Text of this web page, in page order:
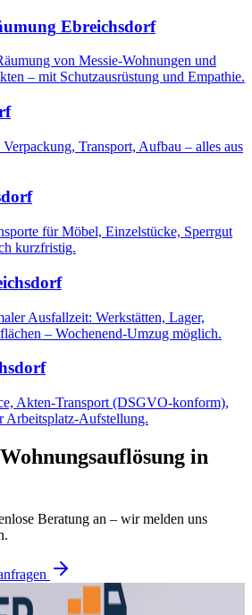
Ebreichsdorf
von Messie-Wohnungen und
– mit Schutzausrüstung und Empathie.
Transport, Aufbau – alles aus
für Möbel, Einzelstücke, Sperrgut
kurzfristig.
Ausfallzeit: Werkstätten, Lager,
– Wochenend-Umzug möglich.
Akten-Transport (DSGVO-konform),
Arbeitsplatz-Aufstellung.
Wohnungsauflösung in
Beratung an – wir melden uns